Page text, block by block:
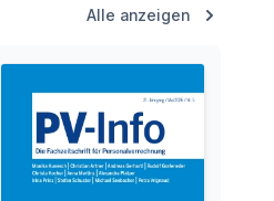
Alle anzeigen